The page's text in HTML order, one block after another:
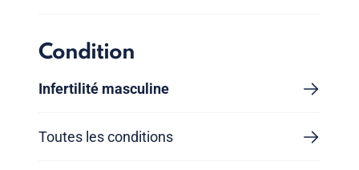
Condition
Infertilité masculine
Toutes les conditions